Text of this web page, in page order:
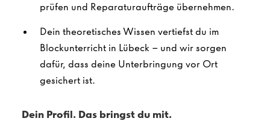
prüfen und Reparaturaufträge übernehmen.
Dein theoretisches Wissen vertiefst du im
Blockunterricht in Lübeck – und wir sorgen
dafür, dass deine Unterbringung vor Ort
gesichert ist.
Dein Profil. Das bringst du mit.